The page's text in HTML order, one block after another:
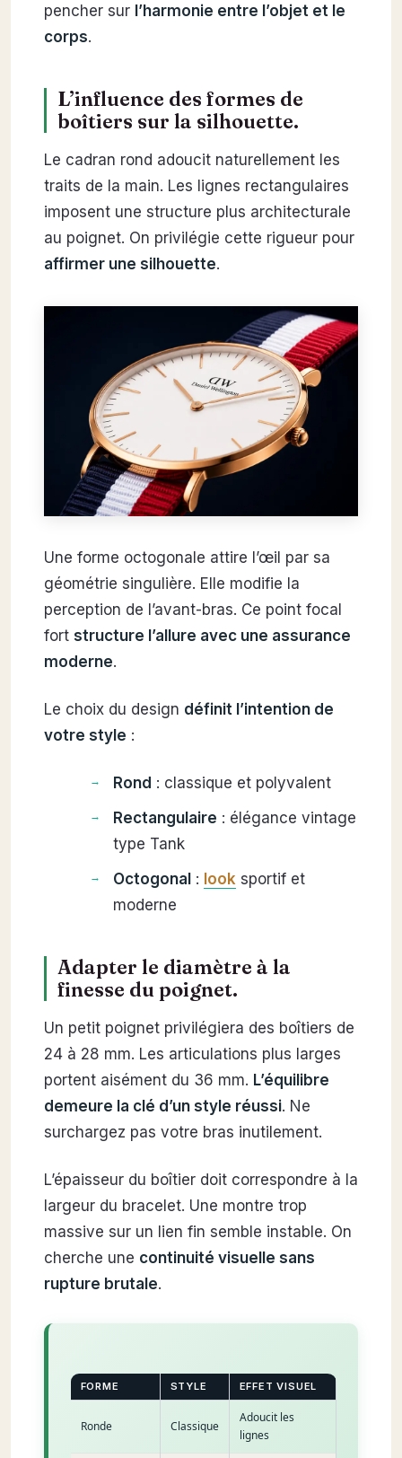
pencher sur l’harmonie entre l’objet et le
corps.
L’influence des formes de
boîtiers sur la silhouette.
Le cadran rond adoucit naturellement les
traits de la main. Les lignes rectangulaires
imposent une structure plus architecturale
au poignet. On privilégie cette rigueur pour
affirmer une silhouette.
Une forme octogonale attire l’œil par sa
géométrie singulière. Elle modifie la
perception de l’avant-bras. Ce point focal
fort structure l’allure avec une assurance
moderne.
Le choix du design définit l’intention de
votre style :
Rond : classique et polyvalent
Rectangulaire : élégance vintage
type Tank
Octogonal: look sportif et
moderne
Adapter le diamètre à la
finesse du poignet.
Un petit poignet privilégiera des boîtiers de
24 à 28 mm. Les articulations plus larges
portent aisément du 36 mm. L’équilibre
demeure la clé d’un style réussi. Ne
surchargez pas votre bras inutilement.
L’épaisseur du boîtier doit correspondre à la
largeur du bracelet. Une montre trop
massive sur un lien fin semble instable. On
cherche une continuité visuelle sans
rupture brutale.
FORME STYLE EFFET VISUEL
Ronde Classique
Adoucit les
lignes